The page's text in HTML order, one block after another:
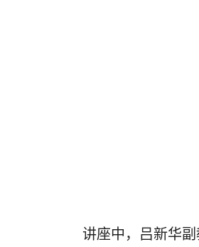
讲座中，吕新华